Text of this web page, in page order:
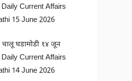
Current Affairs
15 June 2026
घडामोडी १४ जून
Current Affairs
14 June 2026